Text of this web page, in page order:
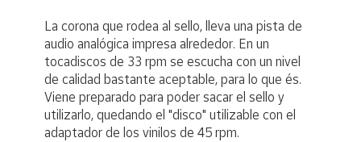
La corona que rodea al sello, lleva una pista de
audio analógica impresa alrededor. En un
tocadiscos de 33 rpm se escucha con un nivel
de calidad bastante aceptable, para lo que és.
Viene preparado para poder sacar el sello y
utilizarlo, quedando el "disco" utilizable con el
adaptador de los vinilos de 45 rpm.